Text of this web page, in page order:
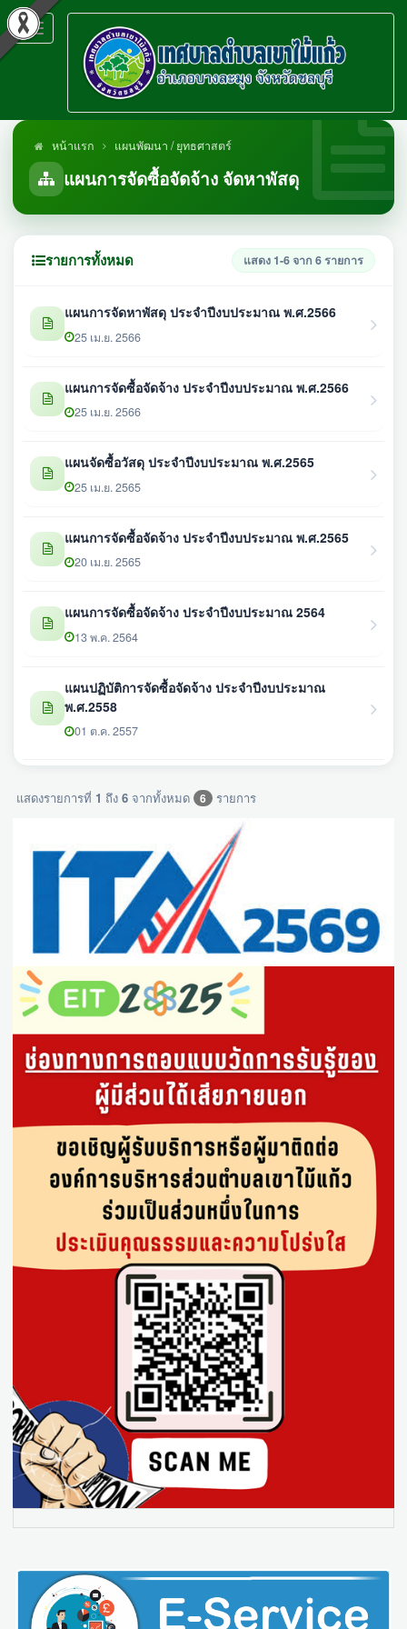
Toggle
navigation
หน้าแรก แผนพัฒนา / ยุทธศาสตร์
แผนการจัดซื้อจัดจ้าง จัดหาพัสดุ
รายการทั้งหมด แสดง 1-6 จาก 6 รายการ
แผนการจัดหาพัสดุ ประจำปีงบประมาณ พ.ศ.2566
25 เม.ย. 2566
แผนการจัดซื้อจัดจ้าง ประจำปีงบประมาณ พ.ศ.2566
25 เม.ย. 2566
แผนจัดซื้อวัสดุ ประจำปีงบประมาณ พ.ศ.2565
25 เม.ย. 2565
แผนการจัดซื้อจัดจ้าง ประจำปีงบประมาณ พ.ศ.2565
20 เม.ย. 2565
แผนการจัดซื้อจัดจ้าง ประจำปีงบประมาณ 2564
13 พ.ค. 2564
แผนปฏิบัติการจัดซื้อจัดจ้าง ประจำปีงบประมาณ
พ.ศ.2558
01 ต.ค. 2557
แสดงรายการที่ 1 ถึง 6 จากทั้งหมด 6 รายการ